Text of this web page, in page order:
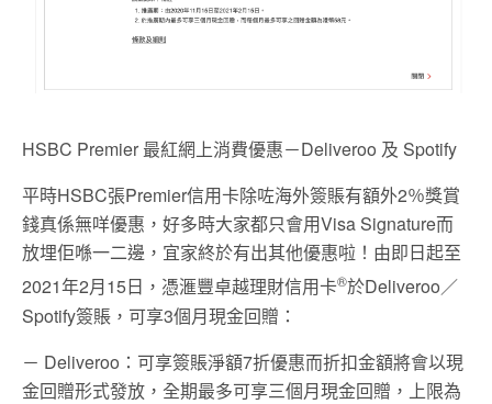
HSBC Premier 最紅網上消費優惠－Deliveroo 及 Spotify
平時HSBC張Premier信用卡除咗海外簽賬有額外2％獎賞
錢真係無咩優惠，好多時大家都只會用Visa Signature而
放埋佢喺一二邊，宜家終於有出其他優惠啦！由即日起至
2021年2月15日，憑滙豐卓越理財信用卡®於Deliveroo／
Spotify簽賬，可享3個月現金回贈：
－ Deliveroo：可享簽賬淨額7折優惠而折扣金額將會以現
金回贈形式發放，全期最多可享三個月現金回贈，上限為